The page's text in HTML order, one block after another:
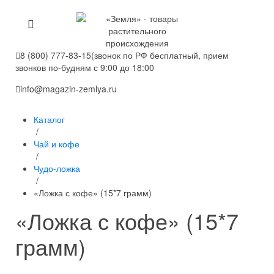
8 (800) 777-83-15(звонок по РФ бесплатный, прием
звонков по-будням с 9:00 до 18:00
info@magazin-zemlya.ru
Каталог
/
Чай и кофе
/
Чудо-ложка
/
«Ложка с кофе» (15*7 грамм)
«Ложка с кофе» (15*7
грамм)